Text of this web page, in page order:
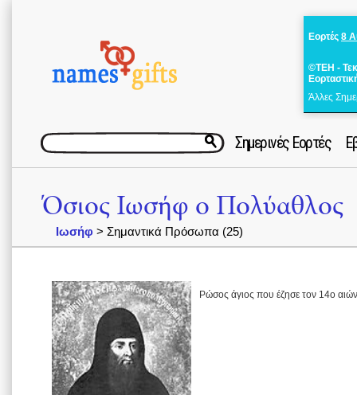
Εορτές 8
©ΤΕΗ -
Άλλες
Σημερινές Εορτές
Όσιος Ιωσήφ ο Πολύαθλος
Ιωσήφ > Σημαντικά Πρόσωπα (25)
Ρώσος άγιος που έζησε τον 14ο